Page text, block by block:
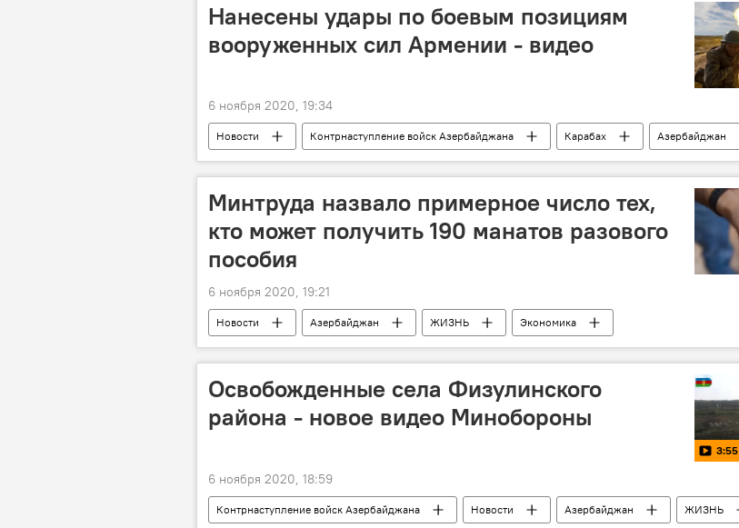
Нанесены удары по боевым позициям
вооруженных сил Армении - видео
6 ноября 2020, 19:34
Новости Контрнаступление войск Азербайджана Карабах
Азербайджан
ВС Армении
Гаубицы Минобороны АР
Минтруда назвало примерное число тех,
кто может получить 190 манатов разового
пособия
6 ноября 2020, 19:21
Новости Азербайджан ЖИЗНЬ
Экономика
Министерство труда и социальной защиты населения АР
Пособие карантин
Освобожденные села Физулинского
района - новое видео Минобороны
3:55
6 ноября 2020, 18:59
Контрнаступление войск Азербайджана Новости Азербайджан
ЖИЗНЬ